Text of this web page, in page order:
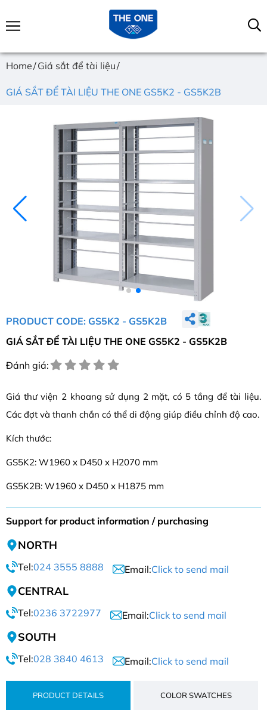
Home Giá sắt để tài liệu
GIÁ SẮT ĐỂ TÀI LIỆU THE ONE GS5K2 - GS5K2B
PRODUCT CODE: GS5K2 - GS5K2B
GIÁ SẮT ĐỂ TÀI LIỆU THE ONE GS5K2 - GS5K2B
Đánh giá:
Giá thư viện 2 khoang sử dụng 2 mặt, có 5 tầng để tài liệu.
Các đợt và thanh chắn có thể di động giúp điều chỉnh độ cao.
Kích thước:
GS5K2: W1960 x D450 x H2070 mm
GS5K2B: W1960 x D450 x H1875 mm
Support for product information / purchasing
NORTH
Tel:024 3555 8888 Email:Click to send mail
CENTRAL
Tel:0236 3722977 Email:Click to send mail
SOUTH
Tel:028 3840 4613 Email:Click to send mail
PRODUCT DETAILS COLOR SWATCHES